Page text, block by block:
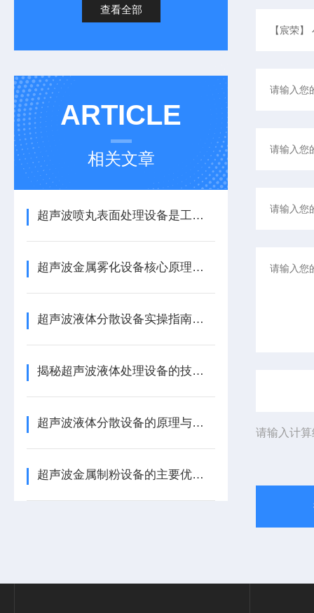
查看全部
ARTICLE
相关文章
超声波喷丸表面处理设备是工艺与应用介绍
超声波金属雾化设备核心原理与应用场景
超声波液体分散设备实操指南：细节把控与工艺优化
揭秘超声波液体处理设备的技术奥秘
超声波液体分散设备的原理与应用解析
超声波金属制粉设备的主要优势体现在哪些方面
请输入计